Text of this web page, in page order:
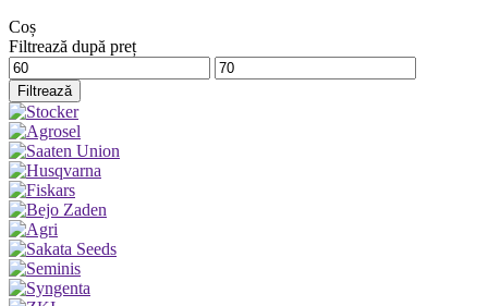
Coș
Filtrează după preț
Preț
minim
Preț
maxim
Filtrează